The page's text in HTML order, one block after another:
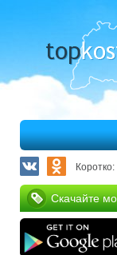
Коротко:
Скачайте